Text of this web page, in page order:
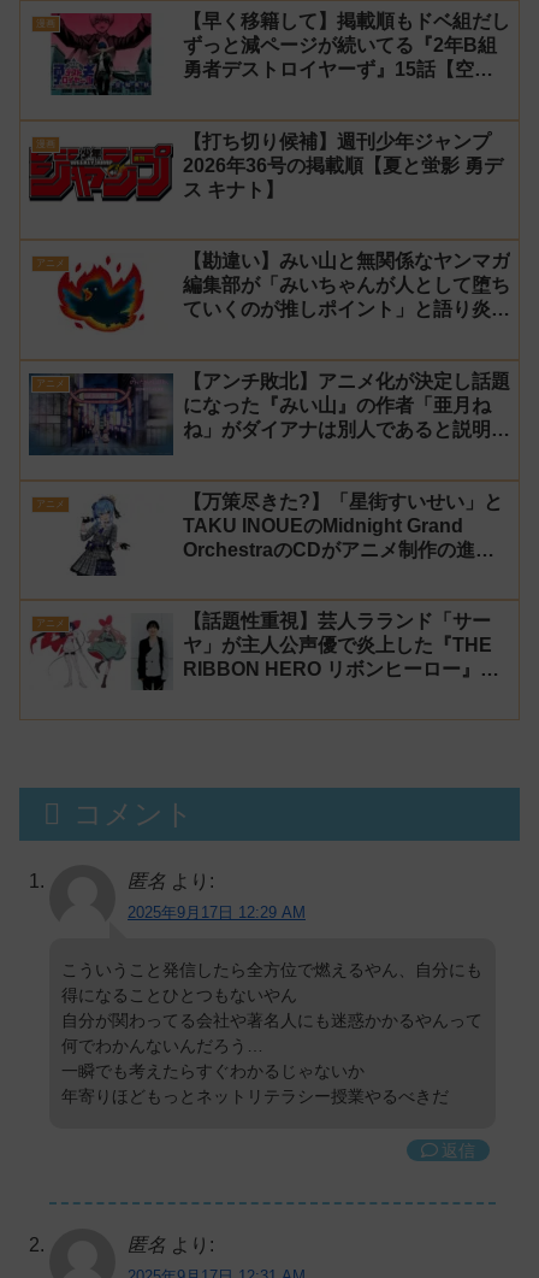
漫画
【早く移籍して】掲載順もドベ組だし
ずっと減ページが続いてる『2年B組
勇者デストロイヤーず』15話【空
漫画
【打ち切り候補】週刊少年ジャンプ
2026年36号の掲載順【夏と蛍影 勇デ
ス キナト】
アニメ
【勘違い】みい山と無関係なヤンマガ
編集部が「みいちゃんが人として堕ち
ていくのが推しポイント」と語り炎上
ス】
アニメ
【アンチ敗北】アニメ化が決定し話題
になった『みい山』の作者「亜月ね
ね」がダイアナは別人であると説明し
アニメ
【万策尽きた?】「星街すいせい」と
TAKU INOUEのMidnight Grand
OrchestraのCDがアニメ制作の進行
アニメ
【話題性重視】芸人ラランド「サー
ヤ」が主人公声優で炎上した『THE
RIBBON HERO リボンヒーロー』に
ンルン」「でびでび・でびる」が出
コメント
匿名 より:
2025年9月17日 12:29 AM
こういうこと発信したら全方位で燃えるやん、自分にも
得になることひとつもないやん
自分が関わってる会社や著名人にも迷惑かかるやんって
何でわかんないんだろう…
一瞬でも考えたらすぐわかるじゃないか
年寄りほどもっとネットリテラシー授業やるべきだ
返信
匿名 より: